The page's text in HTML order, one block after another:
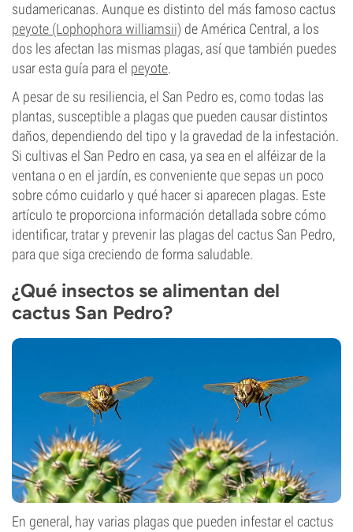
sudamericanas. Aunque es distinto del más famoso cactus
peyote (Lophophora williamsii) de América Central, a los
dos les afectan las mismas plagas, así que también puedes
usar esta guía para el peyote.
A pesar de su resiliencia, el San Pedro es, como todas las
plantas, susceptible a plagas que pueden causar distintos
daños, dependiendo del tipo y la gravedad de la infestación.
Si cultivas el San Pedro en casa, ya sea en el alféizar de la
ventana o en el jardín, es conveniente que sepas un poco
sobre cómo cuidarlo y qué hacer si aparecen plagas. Este
artículo te proporciona información detallada sobre cómo
identificar, tratar y prevenir las plagas del cactus San Pedro,
para que siga creciendo de forma saludable.
¿Qué insectos se alimentan del
cactus San Pedro?
En general, hay varias plagas que pueden infestar el cactus